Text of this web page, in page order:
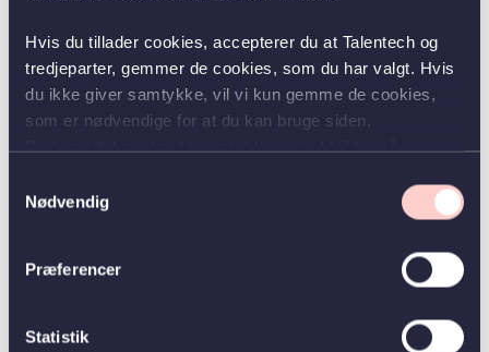
Hvis du tillader cookies, accepterer du at Talentech og
tredjeparter, gemmer de cookies, som du har valgt. Hvis
du ikke giver samtykke, vil vi kun gemme de cookies,
som er nødvendige for at du kan bruge siden.
Nødvendig
Præferencer
Statistik